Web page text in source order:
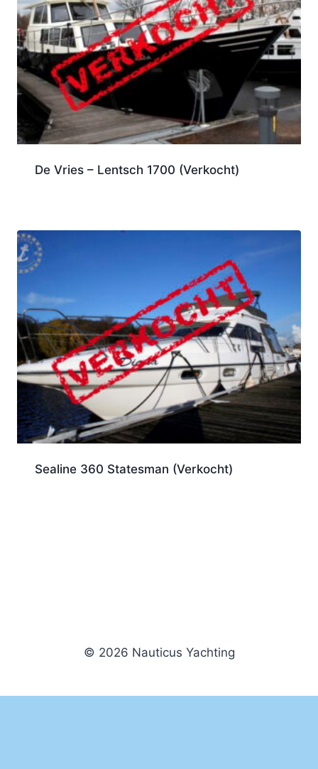
De Vries – Lentsch 1700 (Verkocht)
Sealine 360 Statesman (Verkocht)
© 2026 Nauticus Yachting